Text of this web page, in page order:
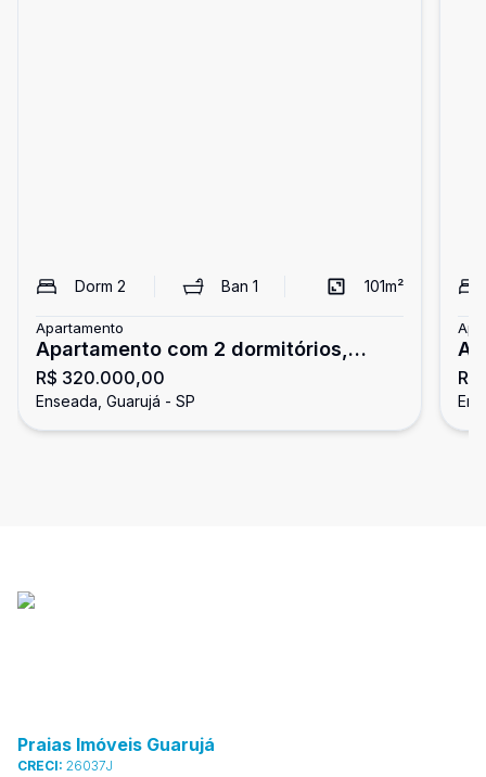
Dorm 2 Ban 1 101m²
Apartamento
Apartamento com 2 dormitórios,
Enseada, Guarujá
R$ 320.000,00
Enseada, Guarujá - SP
Praias Imóveis Guarujá
CRECI: 26037J